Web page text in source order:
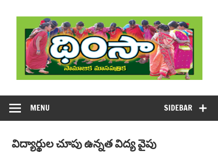
content
DHIMSA
SIDEBAR
MENU
విద్యార్థుల చూపు ఉన్నత విద్య వైపు